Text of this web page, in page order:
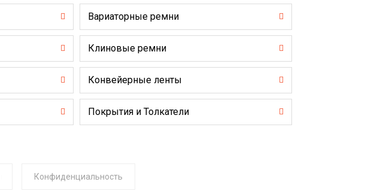
Вариаторные ремни
Клиновые ремни
Конвейерные ленты
Покрытия и Толкатели
Конфиденциальность